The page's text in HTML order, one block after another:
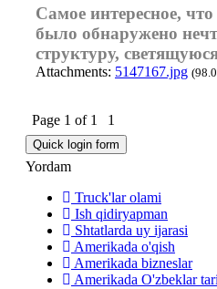
Самое интересное,
было обнаружено
структуру,
Attachments: 5147167.jpg
Page 1 of 1 1
Yordam
Truck'lar olami
Ish qidiryapman
Shtatlarda uy ijarasi
Amerikada o'qish
Amerikada bizneslar
Amerikada O'zbeklar